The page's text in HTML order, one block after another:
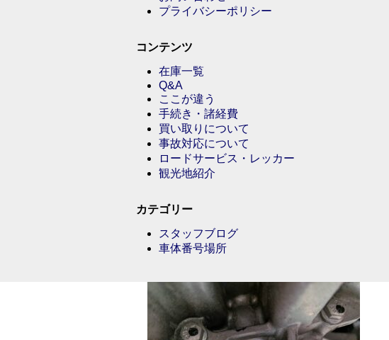
プライバシーポリシー
コンテンツ
在庫一覧
Q&A
ここが違う
手続き・諸経費
買い取りについて
事故対応について
ロードサービス・レッカー
観光地紹介
カテゴリー
スタッフブログ
車体番号場所